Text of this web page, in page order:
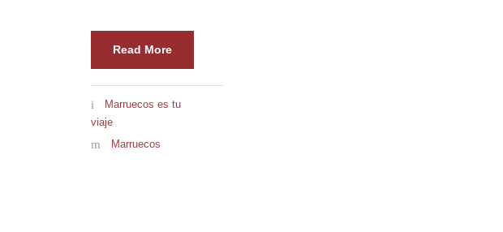
Read More
Marruecos es tu
viaje
Marruecos